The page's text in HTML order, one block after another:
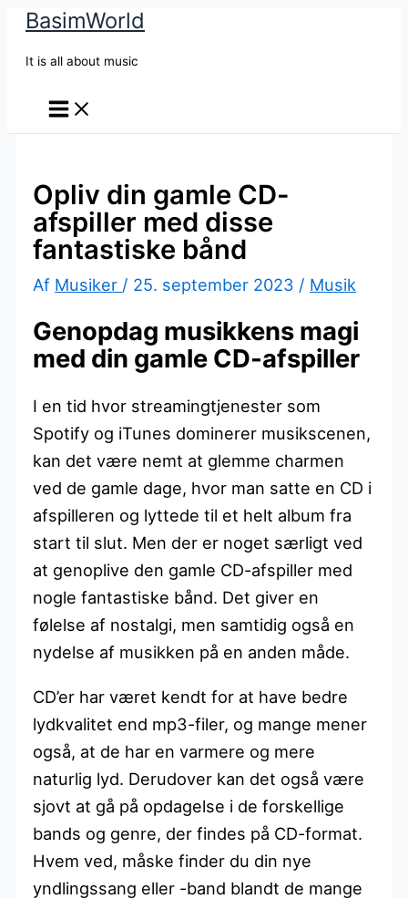
BasimWorld
It is all about music
Opliv din gamle CD-
afspiller med disse
fantastiske bånd
Af Musiker / 25. september 2023 / Musik
Genopdag musikkens magi
med din gamle CD-afspiller
I en tid hvor streamingtjenester som
Spotify og iTunes dominerer musikscenen,
kan det være nemt at glemme charmen
ved de gamle dage, hvor man satte en CD i
afspilleren og lyttede til et helt album fra
start til slut. Men der er noget særligt ved
at genoplive den gamle CD-afspiller med
nogle fantastiske bånd. Det giver en
følelse af nostalgi, men samtidig også en
nydelse af musikken på en anden måde.
CD’er har været kendt for at have bedre
lydkvalitet end mp3-filer, og mange mener
også, at de har en varmere og mere
naturlig lyd. Derudover kan det også være
sjovt at gå på opdagelse i de forskellige
bands og genre, der findes på CD-format.
Hvem ved, måske finder du din nye
yndlingssang eller -band blandt de mange